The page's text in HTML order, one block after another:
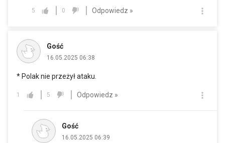
5 0 Odpowiedz »
Gość
16.05.2025 06:38
* Polak nie przeżył ataku.
1 5 Odpowiedz »
Gość
16.05.2025 06:39